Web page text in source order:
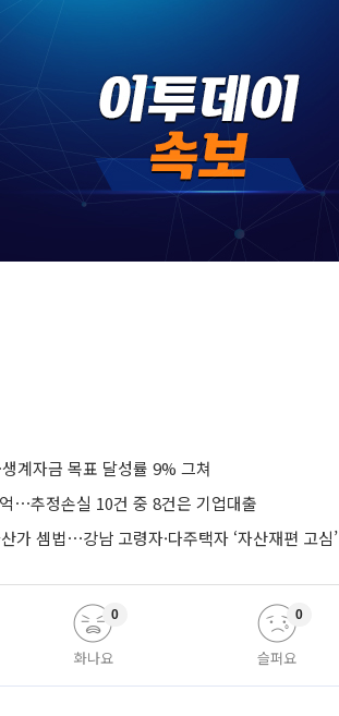
계자금 목표 달성률 9% 그쳐
⋯추정손실 10건 중 8건은 기업대출
가 셈법⋯강남 고령자·다주택자 ‘자산재편 고심’
화나요
0
슬퍼요
0